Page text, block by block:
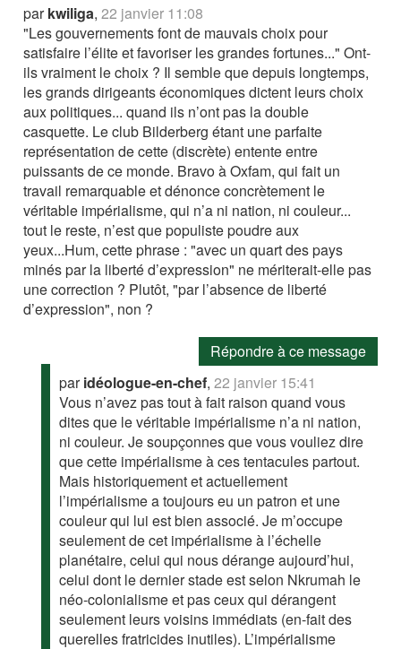
parkwiliga,22 janvier 11:08
"Les gouvernements font de mauvais choix pour
satisfaire l’élite et favoriser les grandes fortunes..." Ont-
ils vraiment le choix ? Il semble que depuis longtemps,
les grands dirigeants économiques dictent leurs choix
aux politiques... quand ils n’ont pas la double
casquette. Le club Bilderberg étant une parfaite
représentation de cette (discrète) entente entre
puissants de ce monde. Bravo à Oxfam, qui fait un
travail remarquable et dénonce concrètement le
véritable impérialisme, qui n’a ni nation, ni couleur...
tout le reste, n’est que populiste poudre aux
yeux...Hum, cette phrase : "avec un quart des pays
minés par la liberté d’expression" ne mériterait-elle pas
une correction ? Plutôt, "par l’absence de liberté
d’expression", non ?
Répondre à ce message
paridéologue-en-chef,22 janvier 15:41
Vous n’avez pas tout à fait raison quand vous
dites que le véritable impérialisme n’a ni nation,
ni couleur. Je soupçonnes que vous vouliez dire
que cette impérialisme à ces tentacules partout.
Mais historiquement et actuellement
l’impérialisme a toujours eu un patron et une
couleur qui lui est bien associé. Je m’occupe
seulement de cet impérialisme à l’échelle
planétaire, celui qui nous dérange aujourd’hui,
celui dont le dernier stade est selon Nkrumah le
néo-colonialisme et pas ceux qui dérangent
seulement leurs voisins immédiats (en-fait des
querelles fratricides inutiles). L’impérialisme